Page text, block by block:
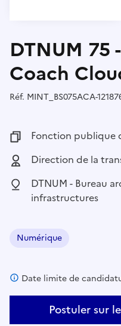
DTNUM 75
Coach
Réf. Référence :
MINT_BS075ACA-
Fonction publique :
Fonction publique
Employeur :
Direction de la
Localisation :
DTNUM - Bureau
infrastructures
Domaine :
Numérique
Postuler sur
Date limite de